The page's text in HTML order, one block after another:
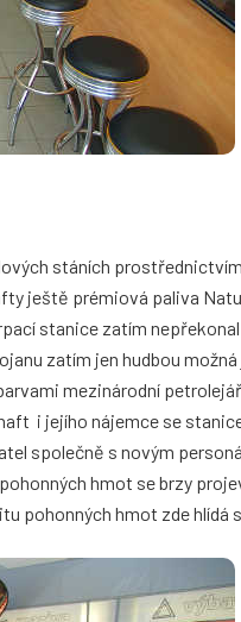
stáních
ještě prémiová paliva
stanice zatím
zatím jen hudbou
mezinárodní
i jejího nájemce se
společně s novým
hmot se brzy
pohonných hmot zde hlídá